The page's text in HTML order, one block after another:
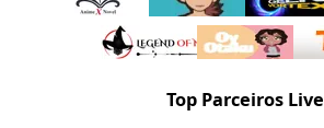
Top Parceiros Live